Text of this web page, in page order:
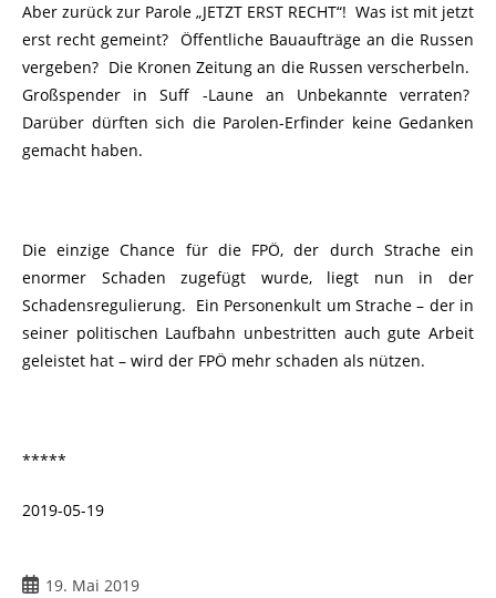
Aber zurück zur Parole „JETZT ERST RECHT“! Was ist mit jetzt
erst recht gemeint? Öffentliche Bauaufträge an die Russen
vergeben? Die Kronen Zeitung an die Russen verscherbeln.
Großspender in Suff -Laune an Unbekannte verraten?
Darüber dürften sich die Parolen-Erfinder keine Gedanken
gemacht haben.
Die einzige Chance für die FPÖ, der durch Strache ein
enormer Schaden zugefügt wurde, liegt nun in der
Schadensregulierung. Ein Personenkult um Strache – der in
seiner politischen Laufbahn unbestritten auch gute Arbeit
geleistet hat – wird der FPÖ mehr schaden als nützen.
*****
2019-05-19
19. Mai 2019